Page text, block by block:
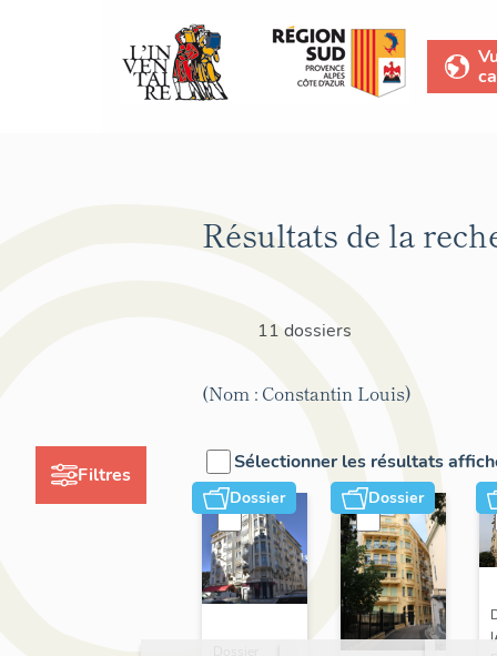
Filtres
Résultats de la
11 dossiers
(Nom : Constantin Louis)
Sélectionner les résultats
Dossier Dossier